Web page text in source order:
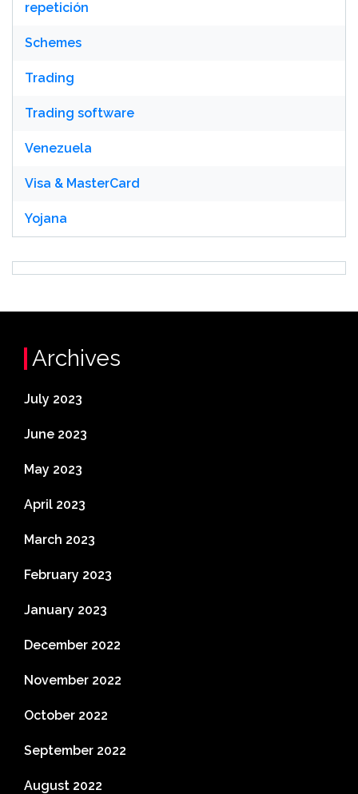
repetición
Schemes
Trading
Trading software
Venezuela
Visa & MasterCard
Yojana
Archives
July 2023
June 2023
May 2023
April 2023
March 2023
February 2023
January 2023
December 2022
November 2022
October 2022
September 2022
August 2022